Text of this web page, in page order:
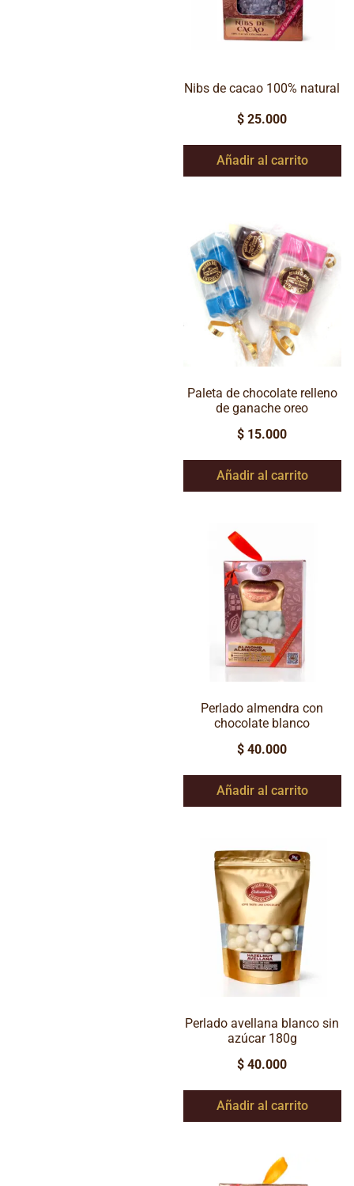
Nibs de cacao 100% natural
$ 25.000
Añadir al carrito
Paleta de chocolate relleno
de ganache oreo
$ 15.000
Añadir al carrito
Perlado almendra con
chocolate blanco
$ 40.000
Añadir al carrito
Perlado avellana blanco sin
azúcar 180g
$ 40.000
Añadir al carrito